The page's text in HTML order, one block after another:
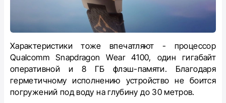
Характеристики тоже впечатляют - процессор
Qualcomm Snapdragon Wear 4100, один гигабайт
оперативной и 8 ГБ флэш-памяти. Благодаря
герметичному исполнению устройство не боится
погружений под воду на глубину до 30 метров.